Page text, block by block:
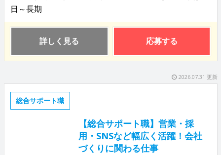
日～長期
詳しく見る 応募する
2026.07.31 更新
総合サポート職
【総合サポート職】営業・採
用・SNSなど幅広く活躍！会社
づくりに関わる仕事